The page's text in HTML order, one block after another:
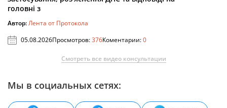
головні з
Автор:Лента от Протокола
05.08.2026Просмотров:376Коментарии:0
Смотреть все видео консультации
Мы в социальных сетях: